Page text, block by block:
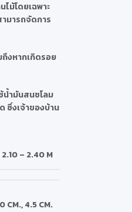
ม้โดยเฉพาะ
มารถจัดการ
งหากเกิดรอย
น้ำมันสนชโลม
ซึ่งเจ้าของบ้าน
– 2.40 M
CM.,4.5 CM.